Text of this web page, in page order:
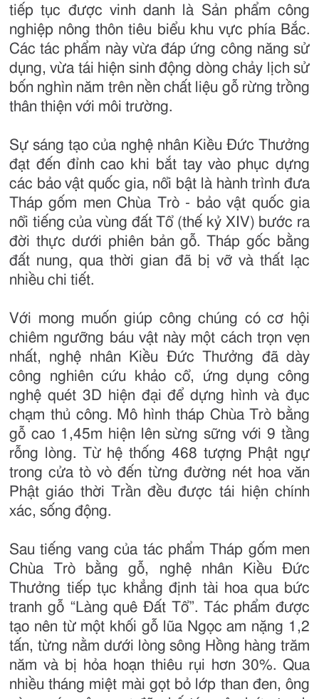
tiếp tục được vinh danh là Sản phẩm công
nghiệp nông thôn tiêu biểu khu vực phía Bắc.
Các tác phẩm này vừa đáp ứng công năng sử
dụng, vừa tái hiện sinh động dòng chảy lịch sử
bốn nghìn năm trên nền chất liệu gỗ rừng trồng
thân thiện với môi trường.
Sự sáng tạo của nghệ nhân Kiều Đức Thưởng
đạt đến đỉnh cao khi bắt tay vào phục dựng
các bảo vật quốc gia, nổi bật là hành trình đưa
Tháp gốm men Chùa Trò - bảo vật quốc gia
nổi tiếng của vùng đất Tổ (thế kỷ XIV) bước ra
đời thực dưới phiên bản gỗ. Tháp gốc bằng
đất nung, qua thời gian đã bị vỡ và thất lạc
nhiều chi tiết.
Với mong muốn giúp công chúng có cơ hội
chiêm ngưỡng báu vật này một cách trọn vẹn
nhất, nghệ nhân Kiều Đức Thưởng đã dày
công nghiên cứu khảo cổ, ứng dụng công
nghệ quét 3D hiện đại để dựng hình và đục
chạm thủ công. Mô hình tháp Chùa Trò bằng
gỗ cao 1,45m hiện lên sừng sững với 9 tầng
rỗng lòng. Từ hệ thống 468 tượng Phật ngự
trong cửa tò vò đến từng đường nét hoa văn
Phật giáo thời Trần đều được tái hiện chính
xác, sống động.
Sau tiếng vang của tác phẩm Tháp gốm men
Chùa Trò bằng gỗ, nghệ nhân Kiều Đức
Thưởng tiếp tục khẳng định tài hoa qua bức
tranh gỗ “Làng quê Đất Tổ”. Tác phẩm được
tạo nên từ một khối gỗ lũa Ngọc am nặng 1,2
tấn, từng nằm dưới lòng sông Hồng hàng trăm
năm và bị hỏa hoạn thiêu rụi hơn 30%. Qua
nhiều tháng miệt mài gọt bỏ lớp than đen, ông